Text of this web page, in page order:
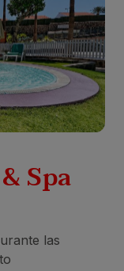
Spa
las